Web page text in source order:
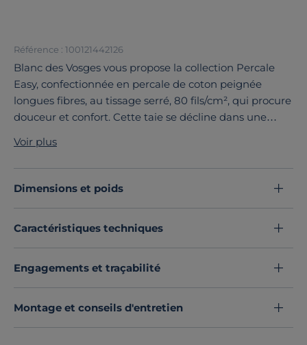
Référence : 100121442126
Blanc des Vosges vous propose la collection Percale
Easy, confectionnée en percale de coton peignée
longues fibres, au tissage serré, 80 fils/cm², qui procure
douceur et confort. Cette taie se décline dans une
les horizons polaires ou les tonalités chaudes des
terres, pour se coordonner avec toutes vos parures
fantaisies.
Voir plus
Dimensions et poids
Caractéristiques techniques
Engagements et traçabilité
Montage et conseils d'entretien